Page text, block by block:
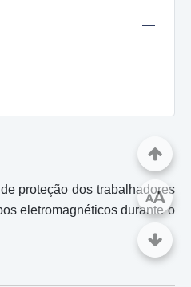
proteção dos trabalhadores
eletromagnéticos durante o
AA